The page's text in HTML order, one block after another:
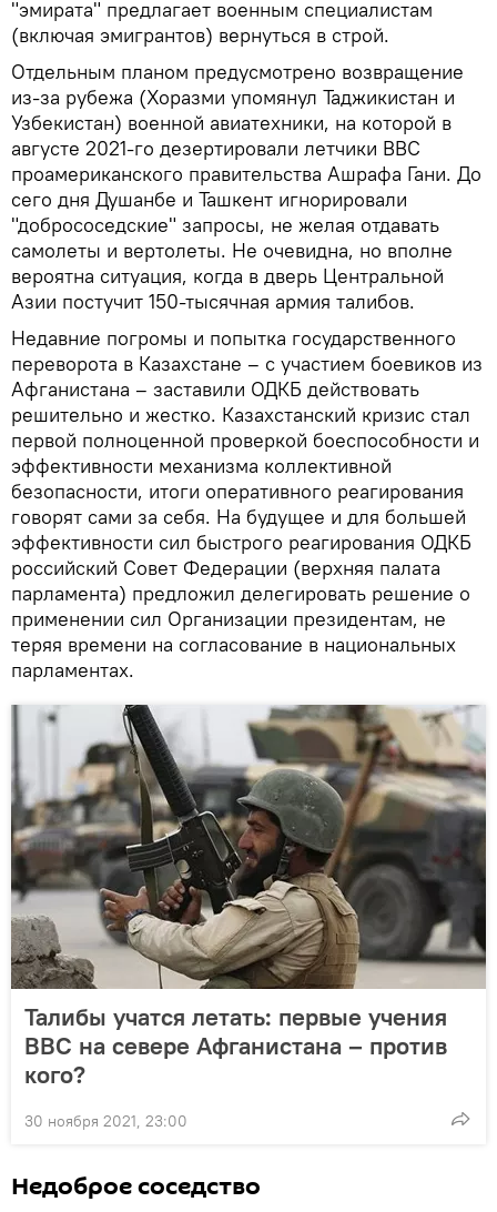
"эмирата" предлагает военным специалистам
(включая эмигрантов) вернуться в строй.
Отдельным планом предусмотрено возвращение
из-за рубежа (Хоразми упомянул Таджикистан и
Узбекистан) военной авиатехники, на которой в
августе 2021-го дезертировали летчики ВВС
проамериканского правительства Ашрафа Гани. До
сего дня Душанбе и Ташкент игнорировали
"добрососедские" запросы, не желая отдавать
самолеты и вертолеты. Не очевидна, но вполне
вероятна ситуация, когда в дверь Центральной
Азии постучит 150-тысячная армия талибов.
Недавние погромы и попытка государственного
переворота в Казахстане – с участием боевиков из
Афганистана – заставили ОДКБ действовать
решительно и жестко. Казахстанский кризис стал
первой полноценной проверкой боеспособности и
эффективности механизма коллективной
безопасности, итоги оперативного реагирования
говорят сами за себя. На будущее и для большей
эффективности сил быстрого реагирования ОДКБ
российский Совет Федерации (верхняя палата
парламента) предложил делегировать решение о
применении сил Организации президентам, не
теряя времени на согласование в национальных
парламентах.
Талибы учатся летать: первые учения
ВВС на севере Афганистана – против
кого?
30 ноября 2021, 23:00
Недоброе соседство